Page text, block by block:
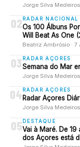
Jorge Silva Medeiros
02 RADAR NACIONAL
Os 100 Álbuns
Will Beat As One
Beatriz Ambrósio · 7
03 RADAR AÇORES
Semana do Mar
Jorge Silva Medeiros
04RADAR AÇORES
Radar Açores
Jorge Silva Medeiros
05 DESTAQUE
Vai à Maré. De
dos Açores está